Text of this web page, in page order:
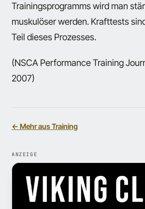
Trainingsprogramms wird man
muskulöser werden. Krafttests
Teil dieses Prozesses.
(NSCA Performance Training
2007)
← Mehr aus Training
ANZEIGE